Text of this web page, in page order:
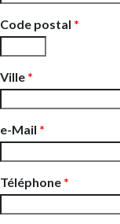
Code postal *
Ville *
e-Mail *
Téléphone *